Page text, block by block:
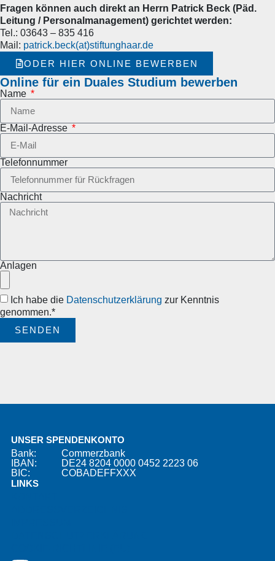
Fragen können auch direkt an Herrn Patrick Beck (Päd.
Leitung / Personalmanagement) gerichtet werden:
Tel.: 03643 – 835 416
Mail: patrick.beck(at)stiftunghaar.de
ODER HIER ONLINE BEWERBEN
Online für ein Duales Studium bewerben
Name
E-Mail-Adresse
Telefonnummer
Nachricht
Anlagen
Ich habe die Datenschutzerklärung zur Kenntnis
genommen.*
SENDEN
UNSER SPENDENKONTO
Bank:
Commerzbank
IBAN:
DE24 8204 0000 0452 2223 06
BIC:
COBADEFFXXX
LINKS